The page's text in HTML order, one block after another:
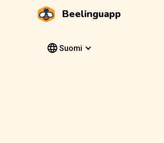
Beelinguapp
Suomi